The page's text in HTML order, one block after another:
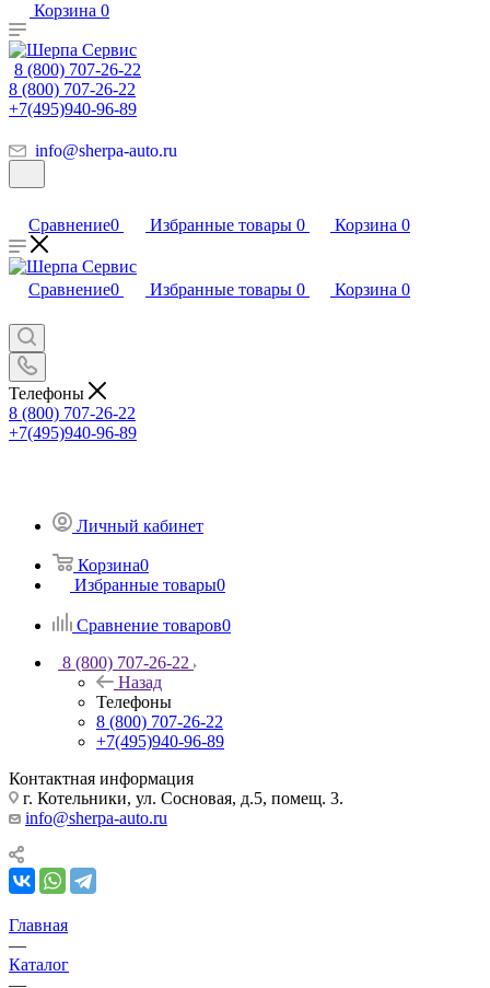
Корзина 0
8 (800) 707-26-22
8 (800) 707-26-22
+7(495)940-96-89
info@sherpa-auto.ru
Сравнение0 Избранные товары 0 Корзина 0
Сравнение0 Избранные товары 0 Корзина 0
Телефоны
8 (800) 707-26-22
+7(495)940-96-89
Личный кабинет
Корзина0
Избранные товары0
Сравнение товаров0
8 (800) 707-26-22
Назад
Телефоны
8 (800) 707-26-22
+7(495)940-96-89
Контактная информация
г. Котельники, ул. Сосновая, д.5, помещ. 3.
info@sherpa-auto.ru
Главная
—
Каталог
—